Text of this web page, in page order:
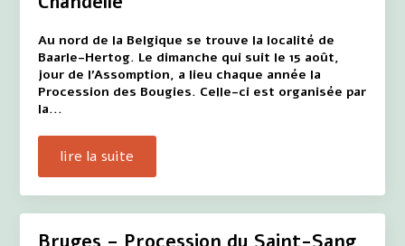
Au nord de la Belgique se trouve la localité de
Baarle-Hertog. Le dimanche qui suit le 15 août,
jour de l'Assomption, a lieu chaque année la
Procession des Bougies. Celle-ci est organisée par
la...
lire la suite